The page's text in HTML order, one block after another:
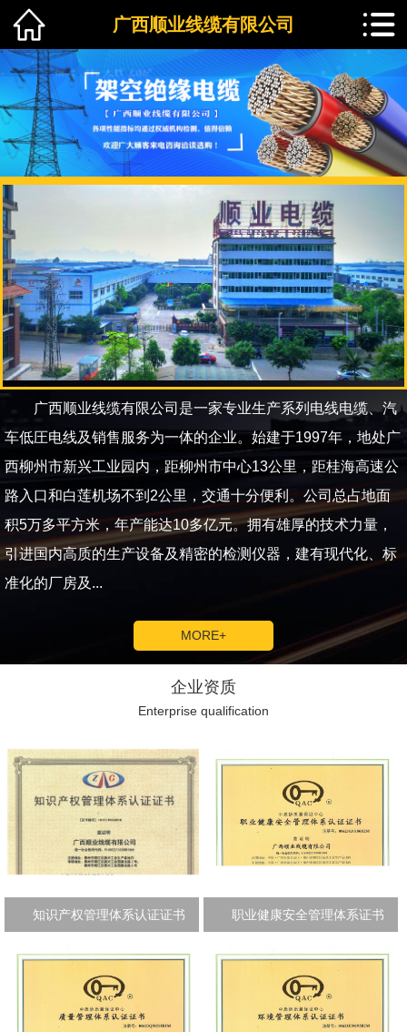
广西顺业线缆有限公司
1 2 3
广西顺业线缆有限公司是一家专业生产系列电线电缆、汽
车低圧电线及销售服务为一体的企业。始建于1997年，地处广
西柳州市新兴工业园内，距柳州市中心13公里，距桂海高速公
路入口和白莲机场不到2公里，交通十分便利。公司总占地面
积5万多平方米，年产能达10多亿元。拥有雄厚的技术力量，
引进国内高质的生产设备及精密的检测仪器，建有现代化、标
准化的厂房及...
MORE+
企业资质
Enterprise qualification
知识产权管理体系认证证书 职业健康安全管理体系证书